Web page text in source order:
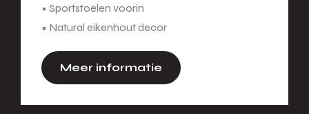
• Sportstoelen voorin
• Natural eikenhout decor
Meer informatie